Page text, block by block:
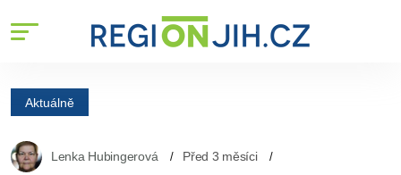
Aktuálně
Lenka Hubingerová Před 3 měsíci